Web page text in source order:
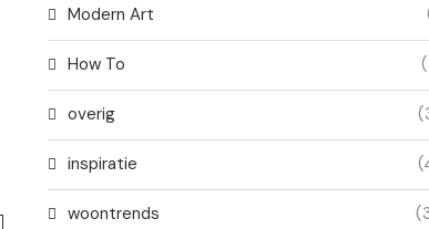
Modern Art
How To
overig
inspiratie
woontrends